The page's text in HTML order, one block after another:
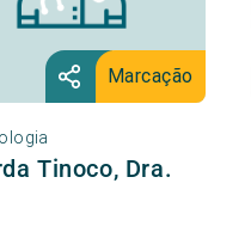
Marcação
Tinoco, Dra.